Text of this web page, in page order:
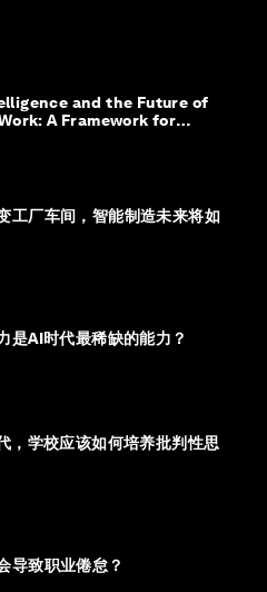
and the Future of
A Framework for
工厂车间，智能制造未来将如
是AI时代最稀缺的能力？
，学校应该如何培养批判性思
导致职业倦怠？